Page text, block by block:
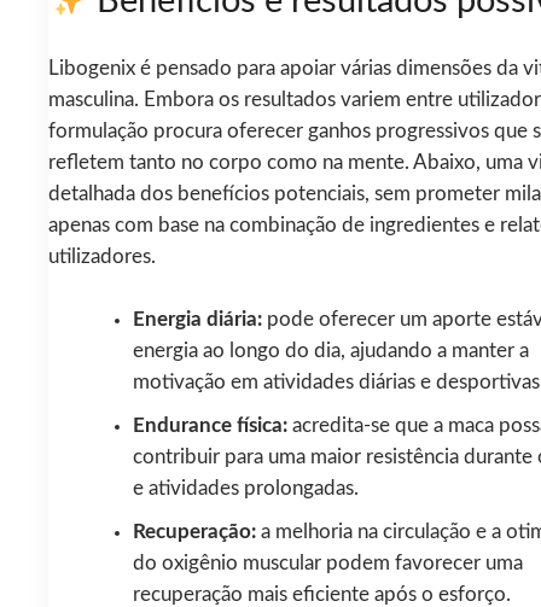
Libogenix é pensado para apoiar várias dimensões da
masculina. Embora os resultados variem entre
formulação procura oferecer ganhos progressivos que
refletem tanto no corpo como na mente. Abaixo, uma
detalhada dos benefícios potenciais, sem prometer
apenas com base na combinação de ingredientes e
utilizadores.
Energia diária:pode oferecer um aporte
energia ao longo do dia, ajudando a manter a
motivação em atividades diárias e
Endurance física:acredita-se que a maca
contribuir para uma maior resistência durante
e atividades prolongadas.
Recuperação:a melhoria na circulação e a
do oxigênio muscular podem favorecer uma
recuperação mais eficiente após o esforço.